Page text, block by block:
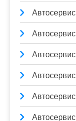
Автосервис
Автосервис
Автосервис
Автосервис
Автосервис
Автосервис